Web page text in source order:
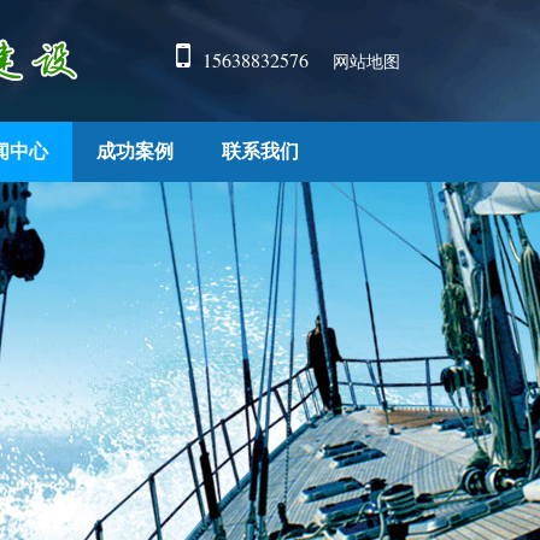
15638832576 网站地图
中心 成功案例 联系我们